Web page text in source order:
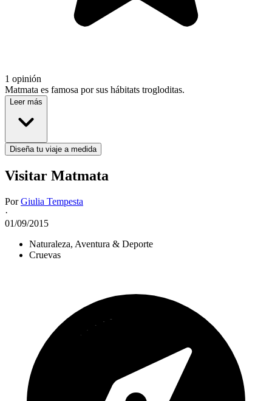
1 opinión
Matmata es famosa por sus hábitats trogloditas.
Leer más
Diseña tu viaje a medida
Visitar Matmata
PorGiulia Tempesta
·
01/09/2015
Naturaleza, Aventura & Deporte
Cruevas